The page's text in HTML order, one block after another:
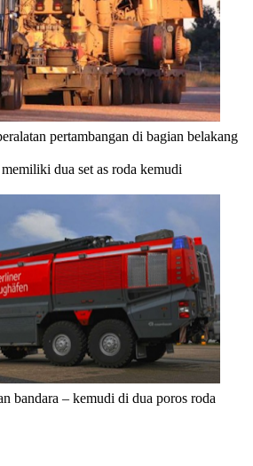
pertambangan di bagian belakang
dua set as roda kemudi
bandara – kemudi di dua poros roda